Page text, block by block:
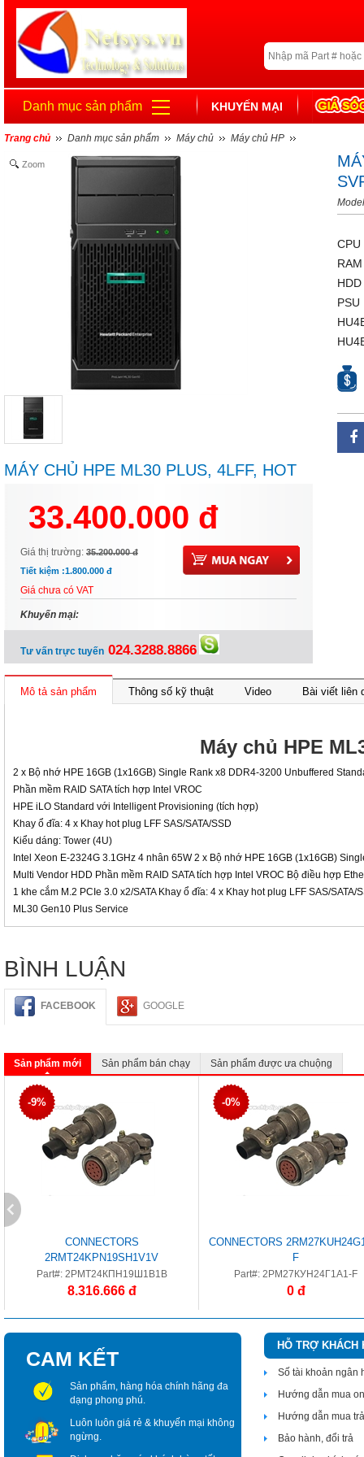
Danh mục sản phẩm KHUYẾN MẠI
Trang chủ Danh mục sản phẩm Máy chủ Máy chủ HP
Zoom
MÁY CHỦ HPE ML30 PLUS, 4LFF, HOT
33.400.000 đ
Giá thị trường: 35.200.000 đ
Tiết kiệm :1.800.000 đ
Giá chưa có VAT
Khuyến mại:
Tư vấn trực tuyến 024.3288.8866
CPU
PSU
Mô tả sản phẩm Thông số kỹ thuật Video Bài viết liên
Máy chủ HPE
2 x Bộ nhớ HPE 16GB (1x16GB) Single Rank x8 DDR4-3200 Unbuffered
Phần mềm RAID SATA tích hợp Intel VROC
HPE iLO Standard với Intelligent Provisioning (tích hợp)
Khay ổ đĩa: 4 x Khay hot plug LFF SAS/SATA/SSD
Kiểu dáng: Tower (4U)
Intel Xeon E-2324G 3.1GHz 4 nhân 65W 2 x Bộ nhớ HPE 16GB (1x16GB)
Multi Vendor HDD Phần mềm RAID SATA tích hợp Intel VROC Bộ điều hợp
1 khe cắm M.2 PCIe 3.0 x2/SATA Khay ổ đĩa: 4 x Khay hot plug LFF SAS/
ML30 Gen10 Plus Service
BÌNH LUẬN
FACEBOOK GOOGLE
Sản phẩm mới Sản phẩm bán chạy Sản phẩm được ưa chuộng
-9%
CONNECTORS
2RMT24KPN19SH1V1V
Part#: 2РМТ24КПН19Ш1В1В
8.316.666 đ
-0%
CONNECTORS
F
Part#: 2РМ27КУН24Г1А1-F
0 đ
CAM KẾT
Sản phẩm, hàng hóa chính hãng đa
dạng phong phú.
Luôn luôn giá rẻ & khuyến mại không
ngừng.
HỖ TRỢ KHÁCH
Số tài khoản ngân
Hướng dẫn mua
Hướng dẫn mua
Bảo hành, đổi trả